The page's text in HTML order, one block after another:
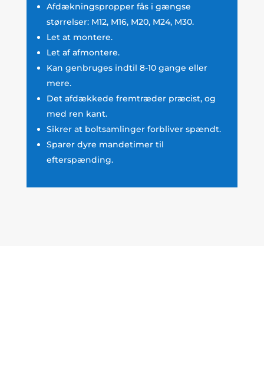
Afdækningspropper fås i gængse
størrelser: M12, M16, M20, M24, M30.
Let at montere.
Let af afmontere.
Kan genbruges indtil 8-10 gange eller
mere.
Det afdækkede fremtræder præcist, og
med ren kant.
Sikrer at boltsamlinger forbliver spændt.
Sparer dyre mandetimer til
efterspænding.